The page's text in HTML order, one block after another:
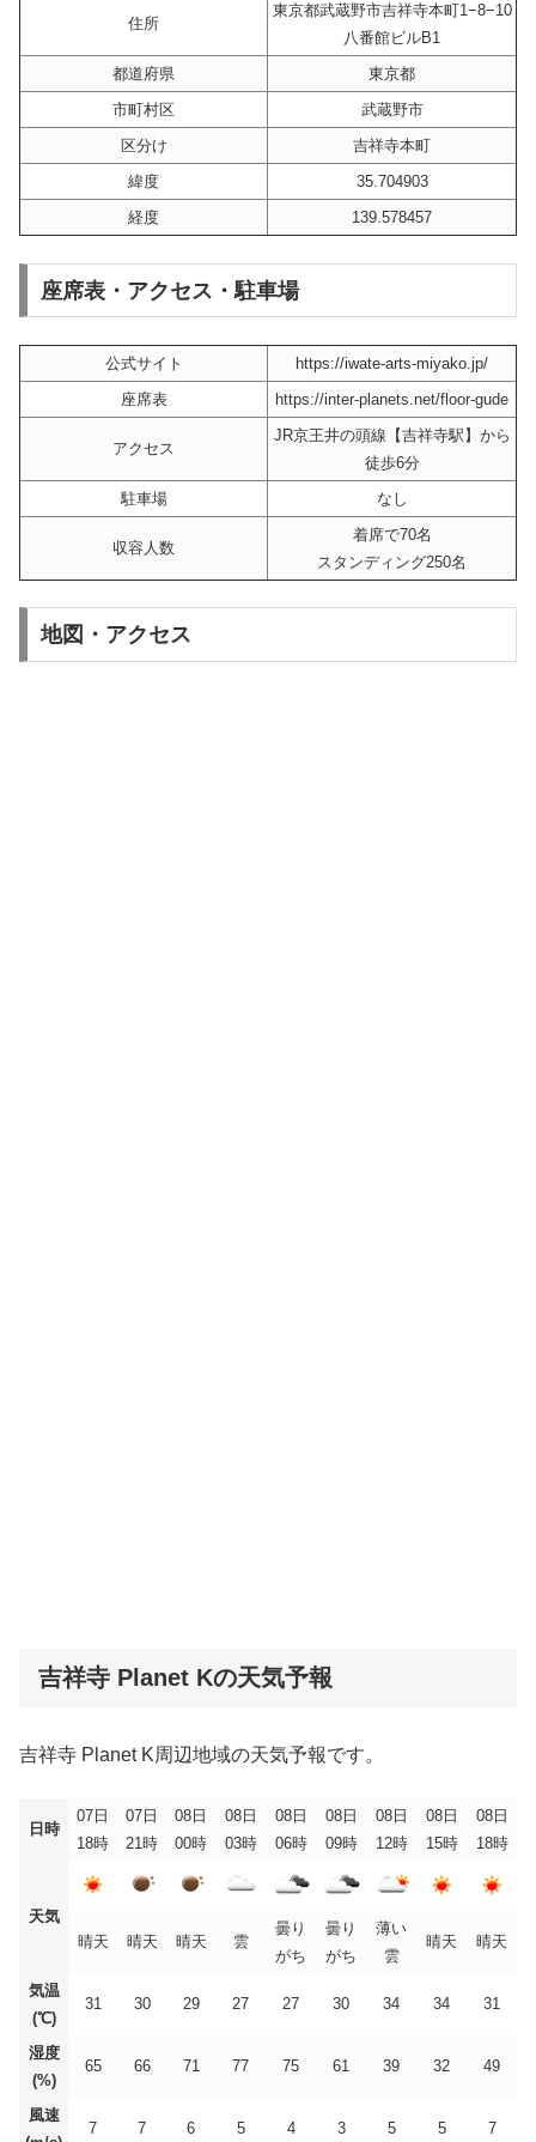
住所
東京都武蔵野市吉祥寺本町1−8−10
八番館ビルB1
都道府県
東京都
市町村区
武蔵野市
区分け
吉祥寺本町
緯度
35.704903
経度
139.578457
座席表・アクセス・駐車場
公式サイト
https://iwate-arts-miyako.jp/
座席表
https://inter-planets.net/floor-gude
アクセス
JR京王井の頭線【吉祥寺駅】から
徒歩6分
駐車場
なし
収容人数
着席で70名
スタンディング250名
地図・アクセス
吉祥寺 Planet Kの天気予報
吉祥寺 Planet K周辺地域の天気予報です。
日時
07日
18時
07日
21時
08日
00時
08日
03時
08日
06時
08日
09時
08日
12時
08日
15時
08日
18時
天気
晴天
晴天 晴天 雲
曇り
がち
曇り
がち
薄い
雲
晴天 晴天
気温
(℃)
31 30 29 27 27 30 34 34 31
湿度
(%)
65 66 71 77 75 61 39 32 49
風速
7 7 6 5 4 3 5 5 7